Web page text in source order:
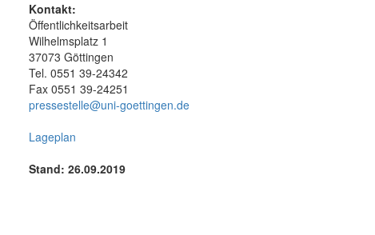
Kontakt:
Öffentlichkeitsarbeit
Wilhelmsplatz 1
37073 Göttingen
Tel. 0551 39-24342
Fax 0551 39-24251
pressestelle@uni-goettingen.de
Lageplan
Stand: 26.09.2019